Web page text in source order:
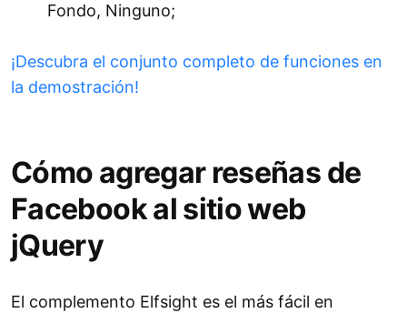
Fondo, Ninguno;
¡Descubra el conjunto completo de funciones en
la demostración!
Cómo agregar reseñas de
Facebook al sitio web
jQuery
El complemento Elfsight es el más fácil en